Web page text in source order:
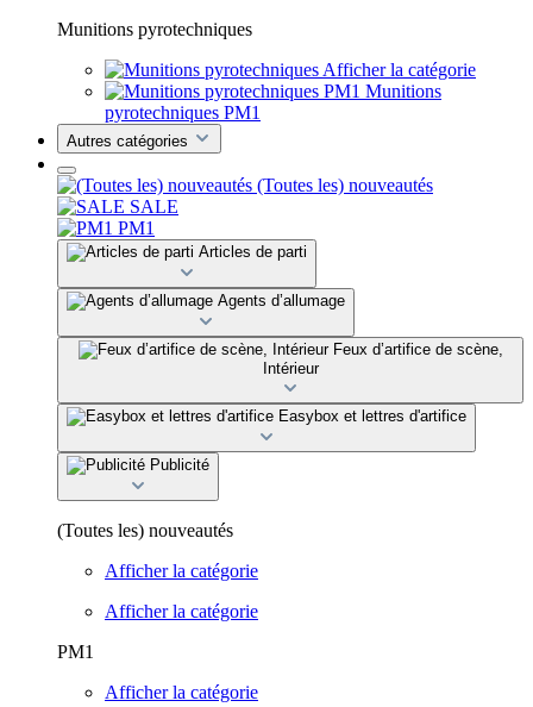
Munitions pyrotechniques
Afficher la catégorie
Munitions
pyrotechniques PM1
Autres catégories
(Toutes les) nouveautés
SALE
PM1
Articles de parti
Agents d’allumage
Feux d’artifice de scène,
Intérieur
Easybox et lettres d'artifice
Publicité
(Toutes les) nouveautés
Afficher la catégorie
Afficher la catégorie
PM1
Afficher la catégorie